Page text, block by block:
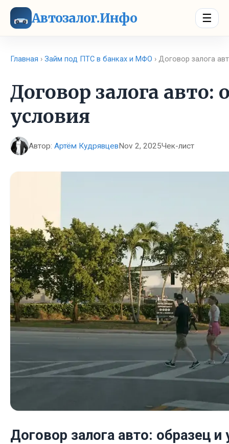
Автозалог.Инфо ☰
Главная › Займ под ПТС в банках и МФО › Договор залога
Договор залога авто:
условия
Автор: Артём КудрявцевNov 2, 2025Чек-лист
Договор залога авто: образец и